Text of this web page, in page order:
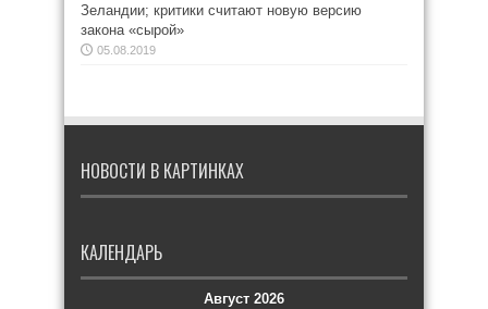
Зеландии; критики считают новую версию
закона «сырой»
05.08.2019
НОВОСТИ В КАРТИНКАХ
КАЛЕНДАРЬ
Август 2026